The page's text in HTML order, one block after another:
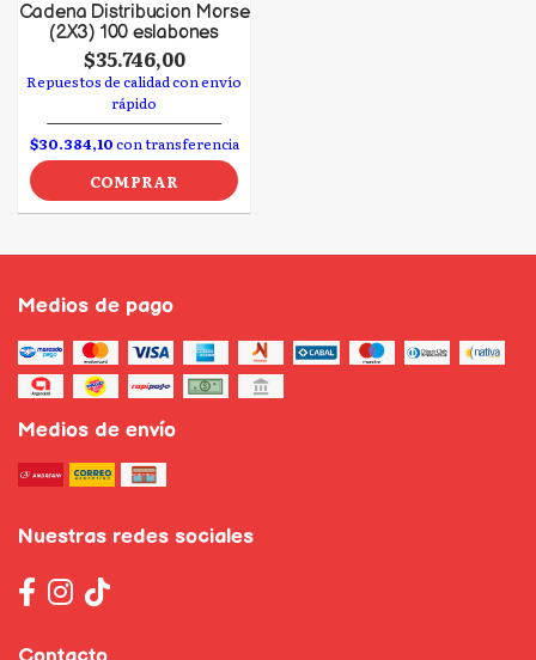
Cadena Distribucion Morse
(2X3) 100 eslabones
$35.746,00
Repuestos de calidad con envío
rápido
$30.384,10con transferencia
COMPRAR
Medios de pago
Medios de envío
Nuestras redes sociales